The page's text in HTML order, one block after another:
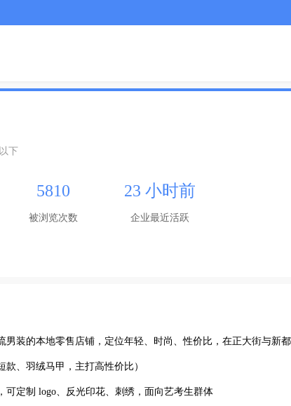
下
5810
被浏览次数
23 小时前
企业最近活跃
装的本地零售店铺，定位年轻、时尚、性价比，在正大街与新都
、羽绒马甲，主打高性价比）
可定制 logo、反光印花、刺绣，面向艺考生群体